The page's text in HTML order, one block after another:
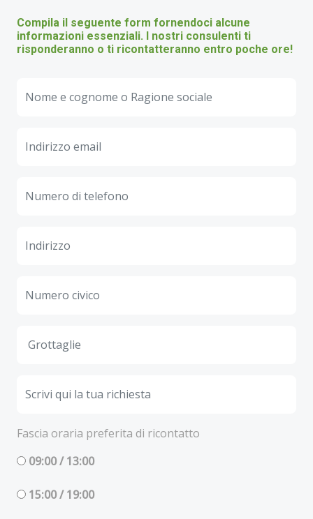
Compila il seguente form fornendoci alcune
informazioni essenziali. I nostri consulenti ti
risponderanno o ti ricontatteranno entro poche ore!
Fascia oraria preferita di ricontatto
09:00 / 13:00
15:00 / 19:00